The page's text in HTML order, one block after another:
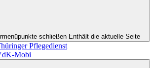
schließen Enthält die aktuelle Seite
Pflegedienst
Mobi